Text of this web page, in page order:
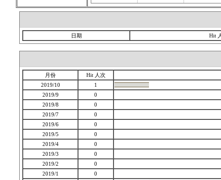
日期 Hit
月份
Hit 人次
2019/10
1
2019/9
0
2019/8
0
2019/7
0
2019/6
0
2019/5
0
2019/4
0
2019/3
0
2019/2
0
2019/1
0